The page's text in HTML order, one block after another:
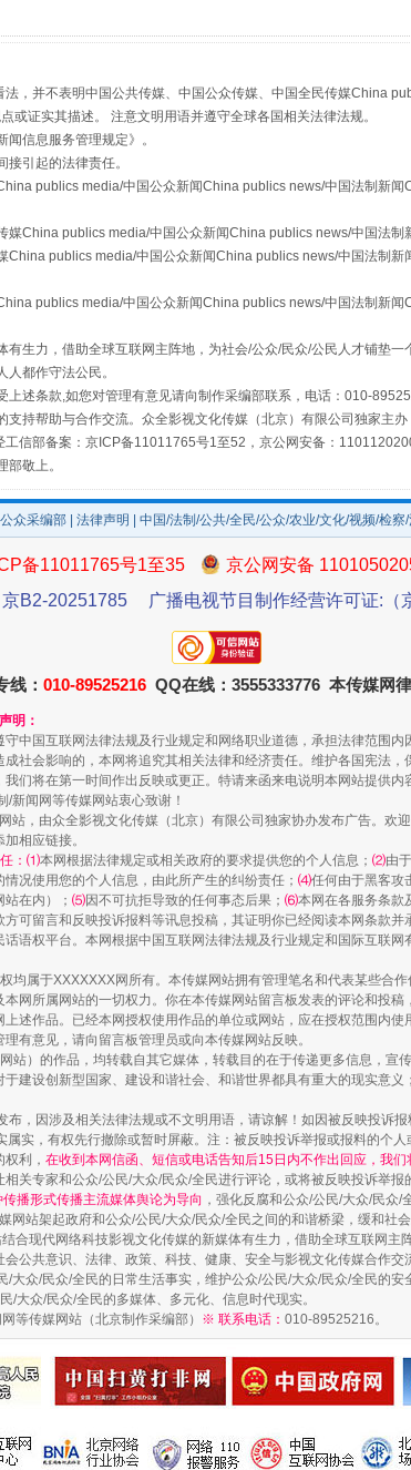
规模最大的光氢储一体化项目
镜头丨大暑三秋近
如何以同查同治破解风腐交织难题
一颗心始终滚烫
，并不表明中国公共传媒、中国公众传媒、中国全民传媒China
证实其描述。 注意文明用语并遵守全球各国相关法律法规。
闻信息服务管理规定》。
引起的法律责任。
publics media/中国公众新闻China publics news/中国法制新
媒China publics media/中国公众新闻China publics news/中国法
China publics media/中国公众新闻China publics news/中国法制
publics media/中国公众新闻China publics news/中国法制新
生力，借助全球互联网主阵地，为社会/公众/民众/公民人才铺垫
都作守法公民。
上述条款,如您对管理有意见请向制作采编部联系，电话：010-
持帮助与合作交流。众全影视文化传媒（北京）有限公司独家主办
信部备案：京ICP备11011765号1至52，京公网安备：
敬上。
公众采编部 法律声明 | 中国/法制/公共/全民/公众/农业/文化/视频/检察
备11011765号1至35
京公网安备
京B2-20251785
广播电视节目制作经营许可证:（
线： 010-89525216 QQ在线：3555333776 本传媒网
明：
中国互联网法律法规及行业规定和网络职业道德，承担法律范围
社会影响的，本网将追究其相关法律和经济责任。维护各国宪法
们将在第一时间作出反映或更正。特请来函来电说明本网站提供
/新闻网等传媒网站衷心致谢！
站，由众全影视文化传媒（北京）有限公司独家协办发布广告。欢
相应链接。
任：⑴本网根据法律规定或相关政府的要求提供您的个人信息； ⑵由
况使用您的个人信息，由此所产生的纠纷责任； ⑷任何由于黑客攻
在内）； ⑸因不可抗拒导致的任何事态后果； ⑹本网在各服务条款
可留言和反映投诉报料等讯息投稿，其证明你已经阅读本网条款
语权平台。本网根据中国互联网法律法规及行业规定和国际互联网
均属于XXXXXXX网所有。本传媒网站拥有管理笔名和代表某些合
网所属网站的一切权力。你在本传媒网站留言板发表的评论和投
述作品。已经本网授权使用作品的单位或网站，应在授权范围内使
有意见，请向留言板管理员或向本传媒网站反映。
站）的作品，均转载自其它媒体，转载目的在于传递更多信息，
建设创新型国家、建设和谐社会、和谐世界都具有重大的现实意
，因涉及相关法律法规或不文明用语，请谅解！如因被反映投诉
属实，有权先行撤除或暂时屏蔽。注：被反映投诉举报或报料的个
利， 在收到本网信函、短信或电话告知后15日内不作出回应，我们
关专家和公众/公民/大众/民众/全民进行评论，或将被反映投诉举
播形式传播主流媒体舆论为导向 ，强化反腐和公众/公民/大众/民众
网站架起政府和公众/公民/大众/民众/全民之间的和谐桥梁，缓和社
合现代网络科技影视文化传媒的新媒体有生力，借助全球互联网主
公共意识、法律、政策、科技、健康、安全与影视文化传媒合作
大众/民众/全民的日常生活事实，维护公众/公民/大众/民众/全民的
/大众/民众/全民的多媒体、多元化、信息时代现实。
等传媒网站（北京制作采编部） ※ 联系电话： 010-89525216。